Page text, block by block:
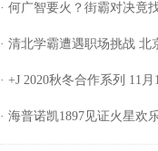
· 何广智要火？街霸对决竟
· 清北学霸遭遇职场挑战
· +J 2020秋冬合作系列 11
· 海普诺凯1897见证火星欢